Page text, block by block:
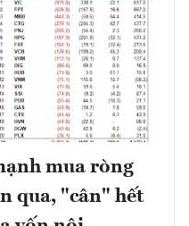
mua ròng
qua, "cân" hết